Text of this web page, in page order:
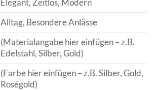
Alltag, Besondere Anlässe
(Materialangabe hier einfügen – z.B.
Edelstahl, Silber, Gold)
(Farbe hier einfügen – z.B. Silber, Gold,
Roségold)